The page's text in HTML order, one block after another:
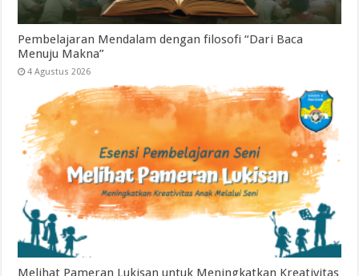
Pembelajaran Mendalam dengan filosofi “Dari Baca
Menuju Makna”
4 Agustus 2026
Melihat Pameran Lukisan untuk Meningkatkan Kreativitas